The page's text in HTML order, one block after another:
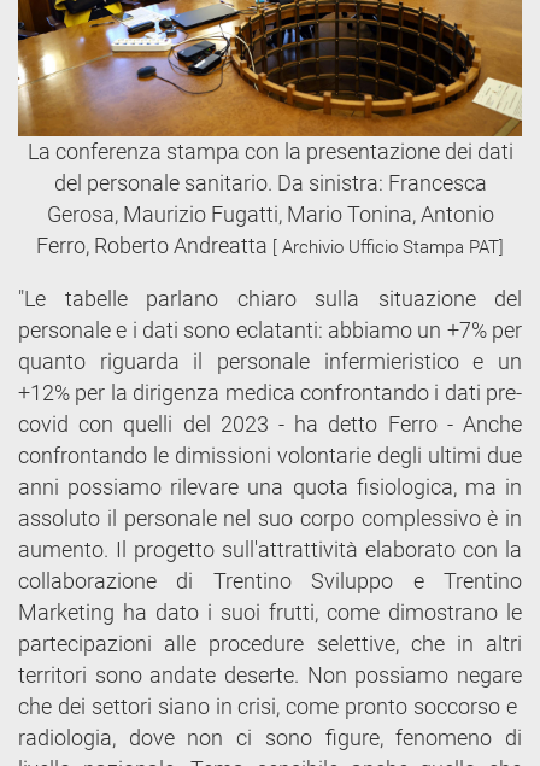
La conferenza stampa con la presentazione dei dati
del personale sanitario. Da sinistra: Francesca
Gerosa, Maurizio Fugatti, Mario Tonina, Antonio
Ferro, Roberto Andreatta [ Archivio Ufficio Stampa PAT]
"Le tabelle parlano chiaro sulla situazione del
personale e i dati sono eclatanti: abbiamo un +7% per
quanto riguarda il personale infermieristico e un
+12% per la dirigenza medica confrontando i dati pre-
covid con quelli del 2023 - ha detto Ferro - Anche
confrontando le dimissioni volontarie degli ultimi due
anni possiamo rilevare una quota fisiologica, ma in
assoluto il personale nel suo corpo complessivo è in
aumento. Il progetto sull'attrattività elaborato con la
collaborazione di Trentino Sviluppo e Trentino
Marketing ha dato i suoi frutti, come dimostrano le
partecipazioni alle procedure selettive, che in altri
territori sono andate deserte. Non possiamo negare
che dei settori siano in crisi, come pronto soccorso e
radiologia, dove non ci sono figure, fenomeno di